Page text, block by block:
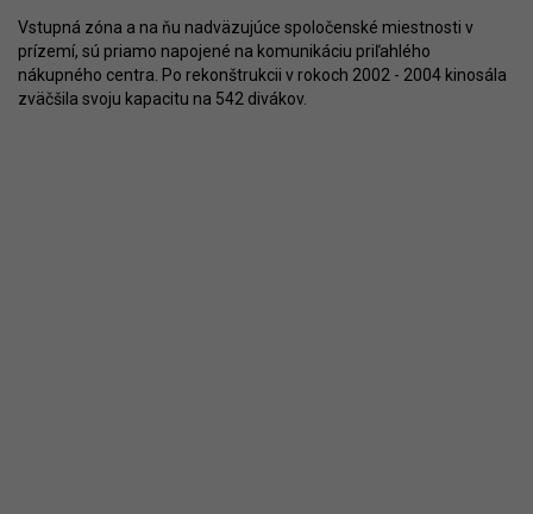
Vstupná zóna a na ňu nadväzujúce spoločenské miestnosti v
prízemí, sú priamo napojené na komunikáciu priľahlého
nákupného centra. Po rekonštrukcii v rokoch 2002 - 2004 kinosála
zväčšila svoju kapacitu na 542 divákov.